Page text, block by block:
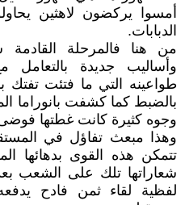
أمسوا يركضون لاهثين
الدبابات.
من هنا فالمرحلة
وأساليب جديدة بالتعامل
طواعينه التي ما فتئت تفتك
بالضبط كما كشفت بانوراما
وجوه كثيرة كانت غطتها
وهذا مبعث تفاؤل في
تتمكن هذه القوى بدهائها
شعاراتها تلك على الشعب
لفظية لقاء ثمن فادح